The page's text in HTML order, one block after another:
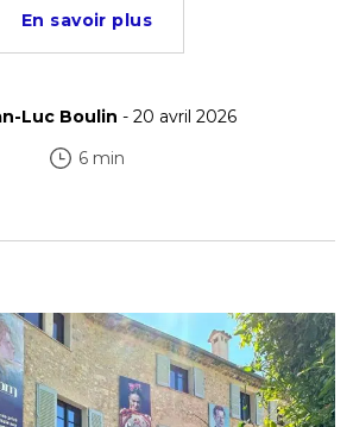
En savoir plus
Luc Boulin - 20 avril 2026
6 min